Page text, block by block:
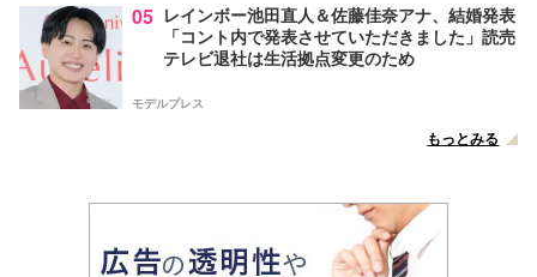
05 レインボー池田直人＆佐藤佳奈アナ、結婚発表
「コント内で発表させていただきました」読売
テレビ退社は生活拠点変更のため
モデルプレス
もっとみる